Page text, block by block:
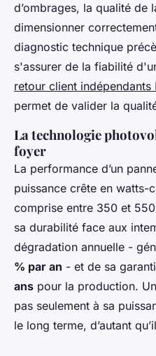
d’ombrages, la qualité de
dimensionner
diagnostic technique
s'assurer de la fiabilité
retour client
permet de valider la
La technologie
foyer
La performance d’un
puissance crête en watts-
comprise entre 350 et
sa durabilité face aux
dégradation annuelle -
% par an - et de sa
ans pour la production.
pas seulement à sa
le long terme, d’autant